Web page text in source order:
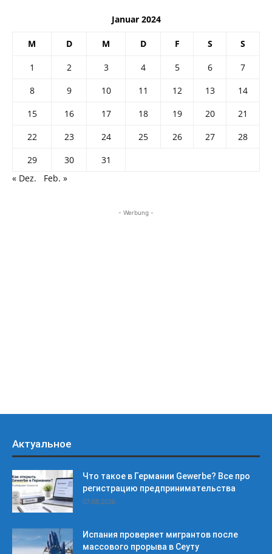
Januar 2024
M D M D F S S
1 2 3 4 5 6
7
8
9 10 11 12 13
14
15
16 17 18 19 20
21
22
23 24 25 26 27
28
29
30
31
« Dez.
Feb. »
- Werbung -
Актуальное
Что такое в Германии Gewerbe? Все про
регистрацию предпринимательства
07.08.2026
Испания проверяет мигрантов после
массового прорыва в Сеуту